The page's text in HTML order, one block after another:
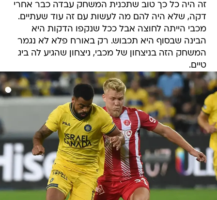
זה היה כל כך טוב שתכנית המשחק עבדה כבר אחרי
דקה, שלא היה להם מה לעשות עם זה עוד שעתיים.
מכבי הייתה לחוצה אבל ככל שנקפו הדקות היא
הבינה שבסוף היא תכבוש. רק באורח פלא לא נגמר
המשחק הזה בניצחון של מכבי, ניצחון שהגיע לה ביג
טיים.